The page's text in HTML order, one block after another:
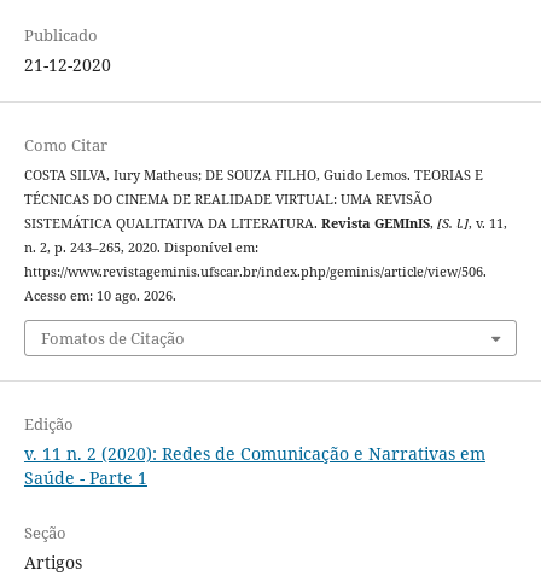
Publicado
21-12-2020
Como Citar
COSTA SILVA, Iury Matheus; DE SOUZA FILHO, Guido Lemos. TEORIAS E
TÉCNICAS DO CINEMA DE REALIDADE VIRTUAL: UMA REVISÃO
SISTEMÁTICA QUALITATIVA DA LITERATURA. Revista GEMInIS, [S. l.], v. 11,
n. 2, p. 243–265, 2020. Disponível em:
https://www.revistageminis.ufscar.br/index.php/geminis/article/view/506.
Acesso em: 10 ago. 2026.
Fomatos de Citação
Edição
v. 11 n. 2 (2020): Redes de Comunicação e Narrativas em
Saúde - Parte 1
Seção
Artigos